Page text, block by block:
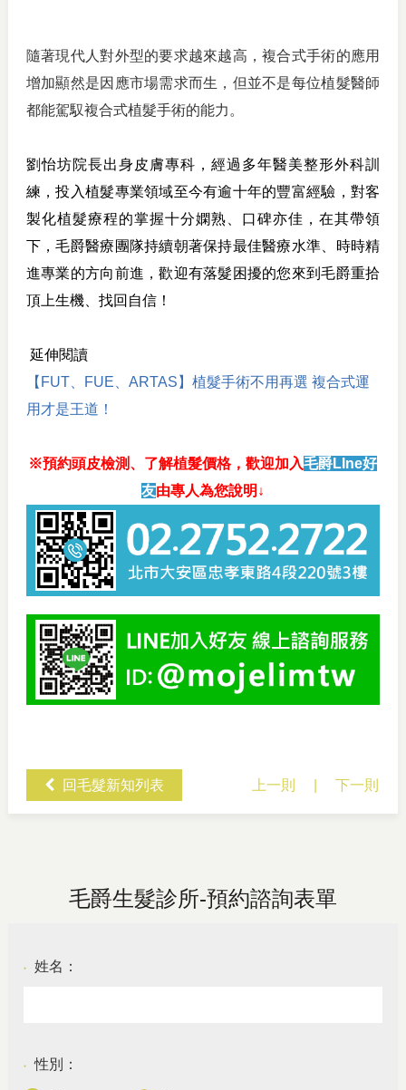
隨著現代人對外型的要求越來越高，複合式手術的應用
增加顯然是因應市場需求而生，但並不是每位植髮醫師
都能駕馭複合式植髮手術的能力。
劉怡坊院長出身皮膚專科，經過多年醫美整形外科訓
練，投入植髮專業領域至今有逾十年的豐富經驗，對客
製化植髮療程的掌握十分嫻熟、口碑亦佳，在其帶領
下，毛爵醫療團隊持續朝著保持最佳醫療水準、時時精
進專業的方向前進，歡迎有落髮困擾的您來到毛爵重拾
頂上生機、找回自信！
延伸閱讀
【FUT、FUE、ARTAS】植髮手術不用再選 複合式運
用才是王道！
※預約頭皮檢測、了解植髮價格，歡迎加入毛爵LIne好
友由專人為您說明↓
回毛髮新知列表 上一則 下一則
毛爵生髮診所-預約諮詢表單
● 姓名：
● 性別：